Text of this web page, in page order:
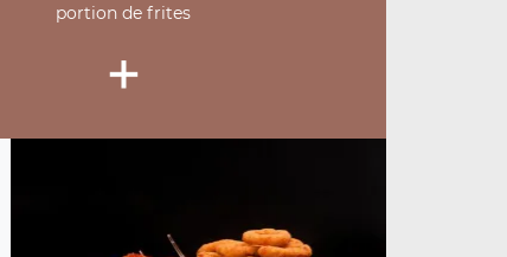
portion de frites
+